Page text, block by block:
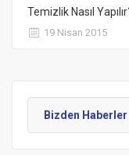
Temizlik Nasıl
19 Nisan 2015
Bizden Haberler